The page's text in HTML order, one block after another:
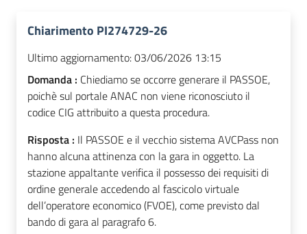
Chiarimento PI274729-26
Ultimo aggiornamento:03/06/2026 13:15
Domanda : Chiediamo se occorre generare il PASSOE,
poichè sul portale ANAC non viene riconosciuto il
codice CIG attribuito a questa procedura.
Risposta : Il PASSOE e il vecchio sistema AVCPass non
hanno alcuna attinenza con la gara in oggetto. La
stazione appaltante verifica il possesso dei requisiti di
ordine generale accedendo al fascicolo virtuale
dell’operatore economico (FVOE), come previsto dal
bando di gara al paragrafo 6.